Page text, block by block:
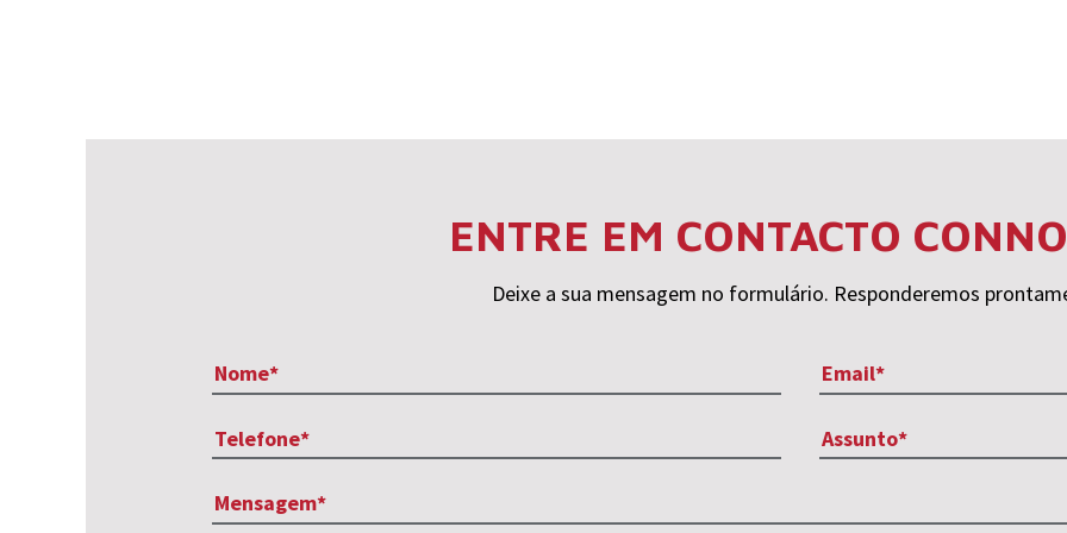
ENTRE EM CONTACTO
Deixe a sua mensagem no formulário. Responderemos